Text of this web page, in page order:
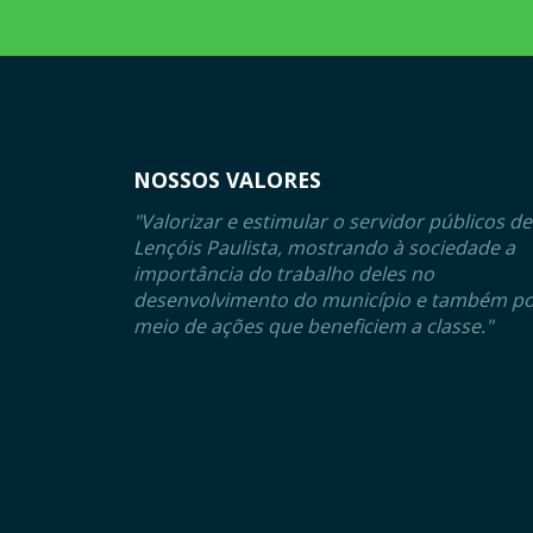
NOSSOS VALORES
"Valorizar e estimular o servidor públicos de
Lençóis Paulista, mostrando à sociedade a
importância do trabalho deles no
desenvolvimento do município e também
meio de ações que beneficiem a classe."